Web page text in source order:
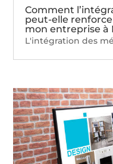
Comment
peut-elle
mon entreprise à
L'intégration des